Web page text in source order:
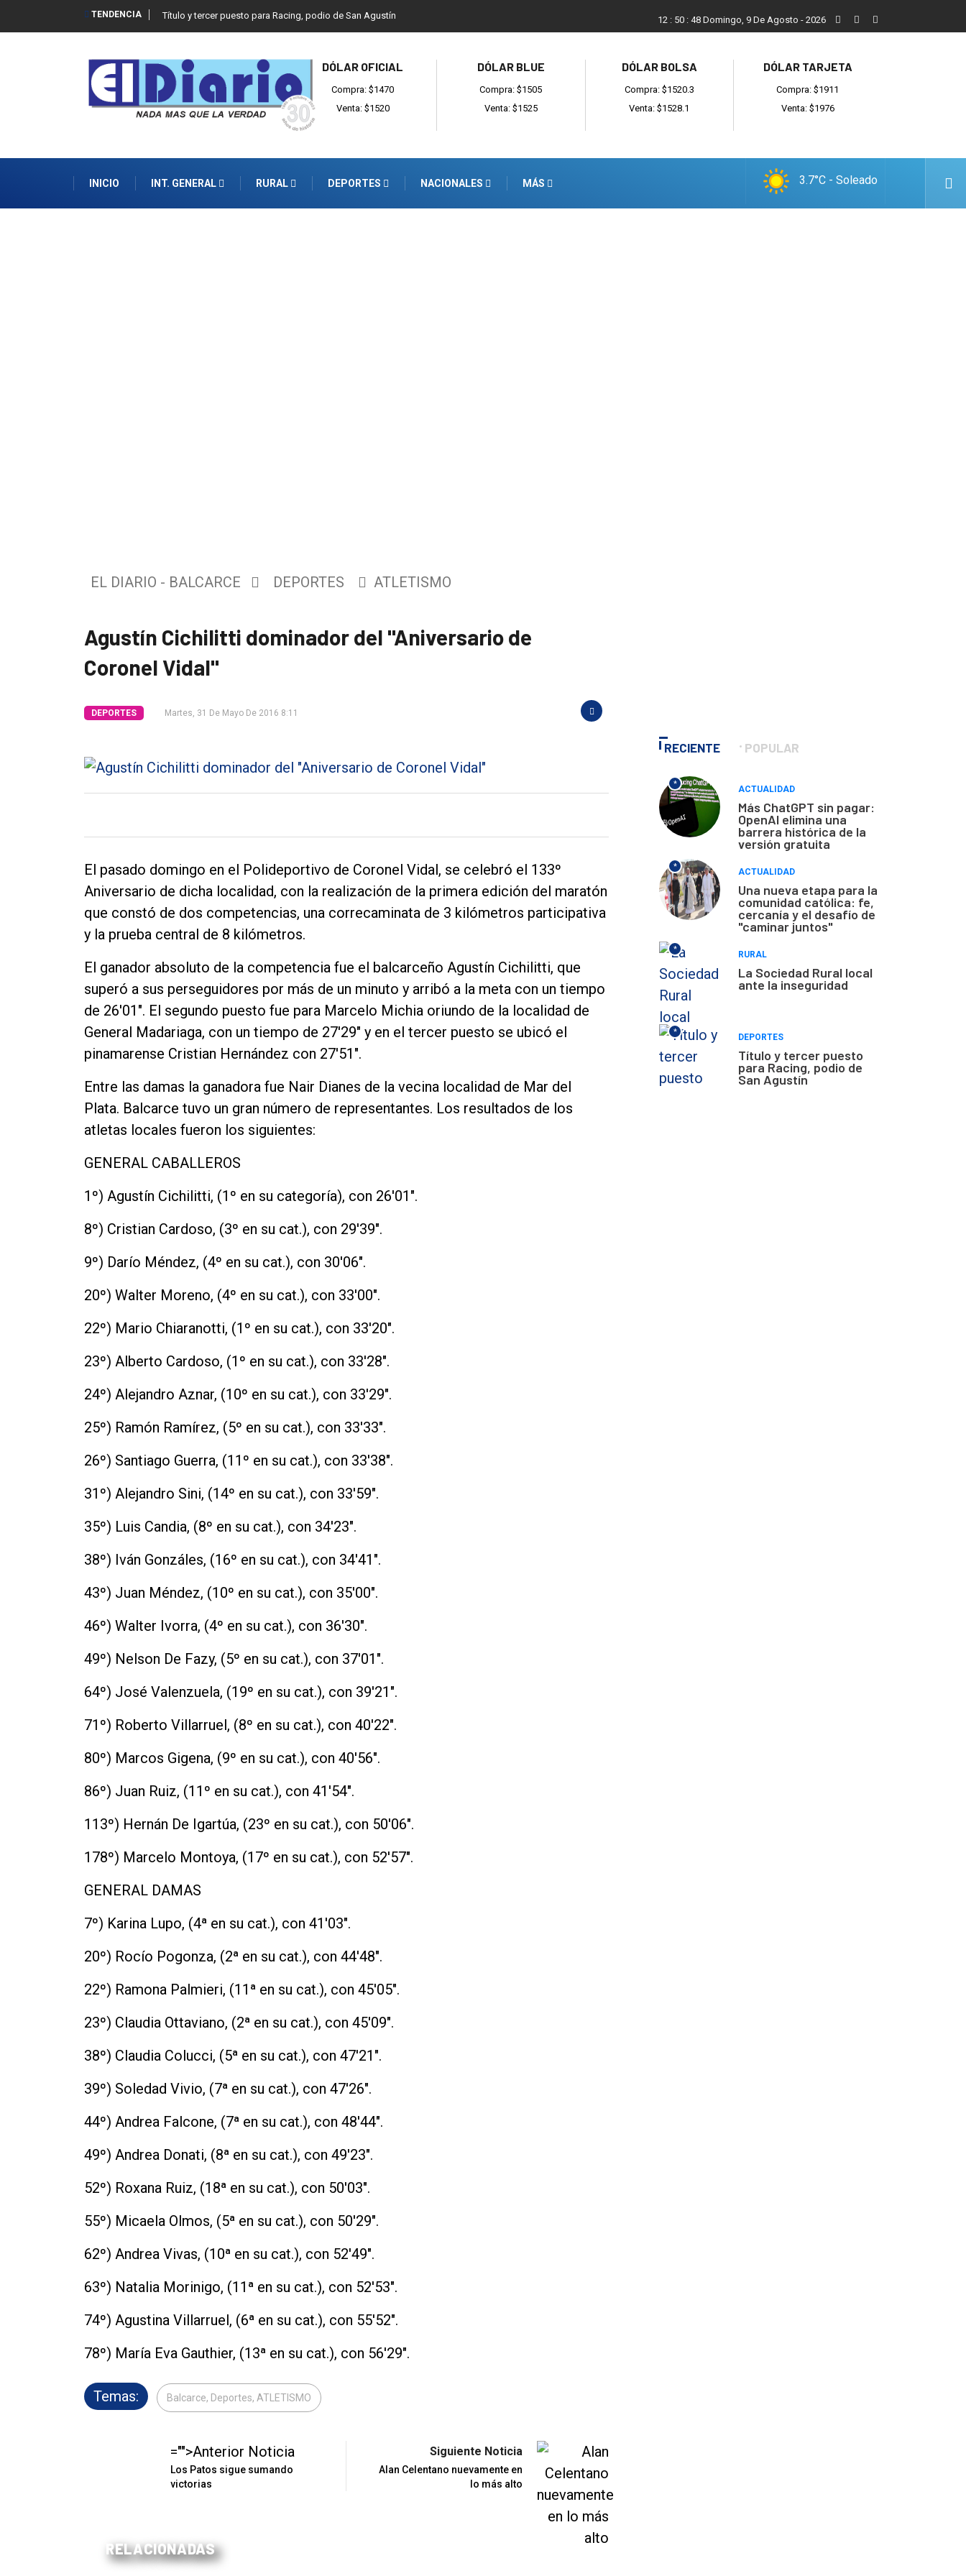
TENDENCIA Título y tercer puesto para Racing, podio de San Agustín San Cayetano, el trabajo y una nueva etapa para la
12 : 50 : 49 Domingo, 9 De Agosto - 2026
DÓLAR OFICIAL
Compra: $1470
Venta: $1520
DÓLAR BLUE
Compra: $1505
Venta: $1525
DÓLAR BOLSA
Compra: $1520.3
Venta: $1528.1
DÓLAR TARJETA
Compra: $1911
Venta: $1976
INICIO INT. GENERAL RURAL DEPORTES NACIONALES MÁS 3.7°C - Soleado
Tendencia
Empresa
Nosotros
Contacto
EL DIARIO - BALCARCE DEPORTES ATLETISMO
Agustín Cichilitti dominador del "Aniversario de
Coronel Vidal"
DEPORTES Martes, 31 De Mayo De 2016 8:11
El pasado domingo en el Polideportivo de Coronel Vidal, se celebró el 133º
Aniversario de dicha localidad, con la realización de la primera edición del maratón
que constó de dos competencias, una correcaminata de 3 kilómetros participativa
y la prueba central de 8 kilómetros.
El ganador absoluto de la competencia fue el balcarceño Agustín Cichilitti, que
superó a sus perseguidores por más de un minuto y arribó a la meta con un tiempo
de 26'01". El segundo puesto fue para Marcelo Michia oriundo de la localidad de
General Madariaga, con un tiempo de 27'29" y en el tercer puesto se ubicó el
pinamarense Cristian Hernández con 27'51".
Entre las damas la ganadora fue Nair Dianes de la vecina localidad de Mar del
Plata. Balcarce tuvo un gran número de representantes. Los resultados de los
atletas locales fueron los siguientes:
GENERAL CABALLEROS
1º) Agustín Cichilitti, (1º en su categoría), con 26'01".
8º) Cristian Cardoso, (3º en su cat.), con 29'39".
9º) Darío Méndez, (4º en su cat.), con 30'06".
20º) Walter Moreno, (4º en su cat.), con 33'00".
22º) Mario Chiaranotti, (1º en su cat.), con 33'20".
23º) Alberto Cardoso, (1º en su cat.), con 33'28".
24º) Alejandro Aznar, (10º en su cat.), con 33'29".
25º) Ramón Ramírez, (5º en su cat.), con 33'33".
26º) Santiago Guerra, (11º en su cat.), con 33'38".
31º) Alejandro Sini, (14º en su cat.), con 33'59".
35º) Luis Candia, (8º en su cat.), con 34'23".
38º) Iván Gonzáles, (16º en su cat.), con 34'41".
43º) Juan Méndez, (10º en su cat.), con 35'00".
46º) Walter Ivorra, (4º en su cat.), con 36'30".
49º) Nelson De Fazy, (5º en su cat.), con 37'01".
64º) José Valenzuela, (19º en su cat.), con 39'21".
71º) Roberto Villarruel, (8º en su cat.), con 40'22".
80º) Marcos Gigena, (9º en su cat.), con 40'56".
86º) Juan Ruiz, (11º en su cat.), con 41'54".
113º) Hernán De Igartúa, (23º en su cat.), con 50'06".
178º) Marcelo Montoya, (17º en su cat.), con 52'57".
GENERAL DAMAS
7º) Karina Lupo, (4ª en su cat.), con 41'03".
20º) Rocío Pogonza, (2ª en su cat.), con 44'48".
22º) Ramona Palmieri, (11ª en su cat.), con 45'05".
23º) Claudia Ottaviano, (2ª en su cat.), con 45'09".
38º) Claudia Colucci, (5ª en su cat.), con 47'21".
39º) Soledad Vivio, (7ª en su cat.), con 47'26".
44º) Andrea Falcone, (7ª en su cat.), con 48'44".
49º) Andrea Donati, (8ª en su cat.), con 49'23".
52º) Roxana Ruiz, (18ª en su cat.), con 50'03".
55º) Micaela Olmos, (5ª en su cat.), con 50'29".
62º) Andrea Vivas, (10ª en su cat.), con 52'49".
63º) Natalia Morinigo, (11ª en su cat.), con 52'53".
74º) Agustina Villarruel, (6ª en su cat.), con 55'52".
78º) María Eva Gauthier, (13ª en su cat.), con 56'29".
Temas: Balcarce, Deportes, ATLETISMO
="">Anterior Noticia
Los Patos sigue sumando
victorias
Siguiente Noticia
Alan Celentano nuevamente en
lo más alto
RELACIONADAS
RECIENTE POPULAR
*
ACTUALIDAD
Más ChatGPT sin pagar:
OpenAI elimina una
barrera histórica de la
versión gratuita
*
ACTUALIDAD
Una nueva etapa para la
comunidad católica: fe,
cercanía y el desafío de
"caminar juntos"
*
RURAL
La Sociedad Rural local
ante la inseguridad
*
DEPORTES
Título y tercer puesto
para Racing, podio de
San Agustín